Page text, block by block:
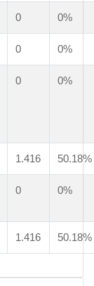
0 0%
0 0%
0 0%
1.416 50.18%
0 0%
1.416 50.18%